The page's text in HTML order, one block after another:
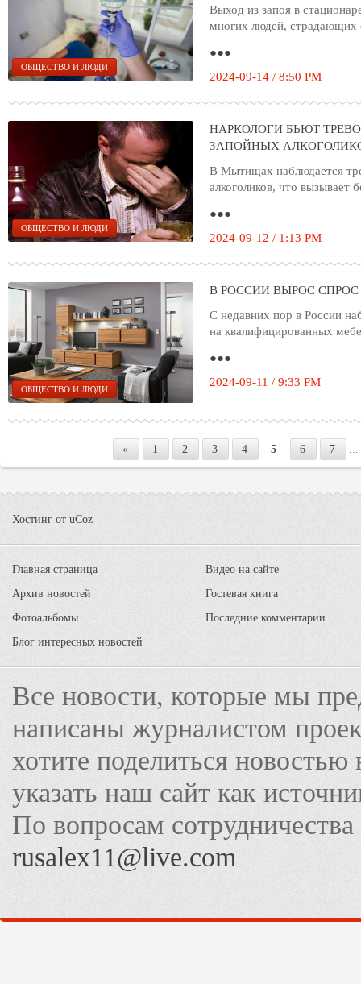
ОБЩЕСТВО И ЛЮДИ
Выход из запоя в
многих людей, страдающих
●●●
2024-09-14 / 8:50 PM
ОБЩЕСТВО И ЛЮДИ
НАРКОЛОГИ БЬЮТ
ЗАПОЙНЫХ
В Мытищах наблюдается
алкоголиков, что вызывает
●●●
2024-09-12 / 1:13 PM
ОБЩЕСТВО И ЛЮДИ
В РОССИИ ВЫРОС
С недавних пор в России
на квалифицированных
●●●
2024-09-11 / 9:33 PM
« 1 2 3 4 5 6 7 ...
Хостинг от uCoz
Главная страница
Архив новостей
Фотоальбомы
Блог интересных новостей
Видео на сайте
Гостевая книга
Последние комментарии
Все новости, которые мы
написаны журналистом
хотите поделиться
указать наш сайт как
По вопросам
rusalex11@live.com